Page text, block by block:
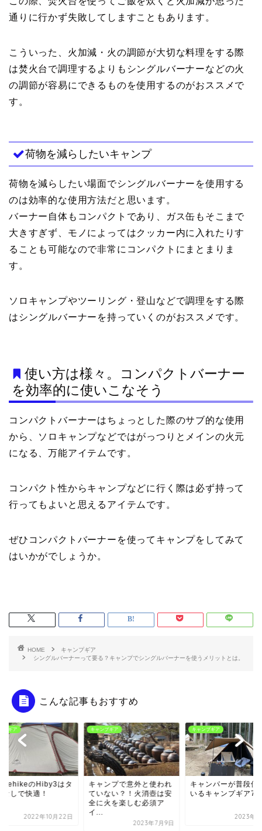
通りに行かず失敗してしますこともあります。
こういった、火加減・火の調節が大切な料理をする際
は焚火台で調理するよりもシングルバーナーなどの火
の調節が容易にできるものを使用するのがおススメで
す。
荷物を減らしたいキャンプ
荷物を減らしたい場面でシングルバーナーを使用する
のは効率的な使用方法だと思います。
バーナー自体もコンパクトであり、ガス缶もそこまで
大きすぎず、モノによってはクッカー内に入れたりす
ることも可能なので非常にコンパクトにまとまりま
す。
ソロキャンプやツーリング・登山などで調理をする際
はシングルバーナーを持っていくのがおススメです。
使い方は様々。コンパクトバーナー
を効率的に使いこなそう
コンパクトバーナーはちょっとした際のサブ的な使用
から、ソロキャンプなどではがっつりとメインの火元
になる、万能アイテムです。
コンパクト性からキャンプなどに行く際は必ず持って
行ってもよいと思えるアイテムです。
ぜひコンパクトバーナーを使ってキャンプをしてみて
はいかがでしょうか。
HOME
キャンプギア
シングルバーナーって要る？キャンプでシングルバーナーを使うメリットとは。
こんな記事もおすすめ
プギア
のHiby3はタ
なしで快適！
2022年10月22日
キャンプギア
キャンプで意外と使われ
ていない？！火消壺は安
全に火を楽しむ必須ア
イ...
2023年7月9日
キャンプギア
キャンパーが普段使
いるキャンプギア7
2023年6